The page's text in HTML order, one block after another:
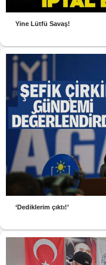
Yine Lütfü Savaş!
‘Dediklerim çıktı!’